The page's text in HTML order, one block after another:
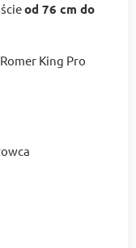
od 76 cm do
King Pro